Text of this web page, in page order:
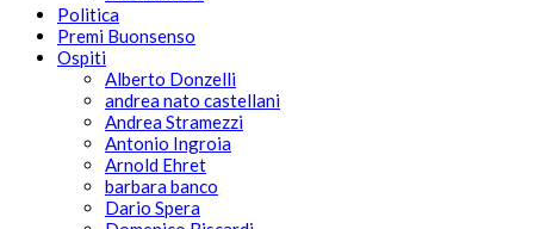
Politica
Premi Buonsenso
Ospiti
Alberto Donzelli
andrea nato castellani
Andrea Stramezzi
Antonio Ingroia
Arnold Ehret
barbara banco
Dario Spera